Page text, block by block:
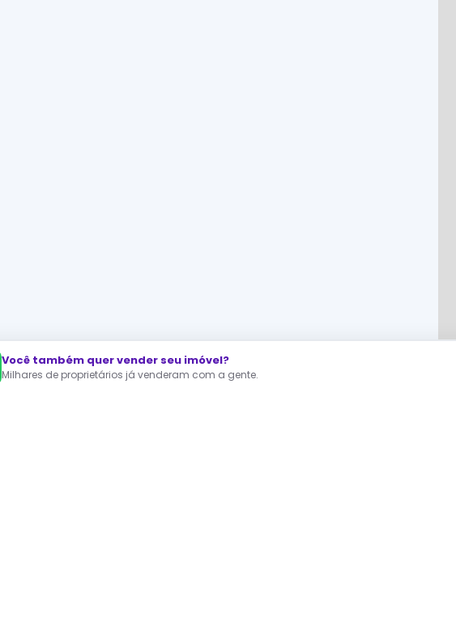
Você também quer vender seu imóvel?
Milhares de proprietários já venderam com a gente.